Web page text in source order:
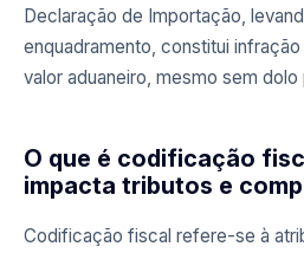
Declaração de Importação,
enquadramento, constitui
valor aduaneiro, mesmo sem
O que é codificação
impacta tributos e
Codificação fiscal refere-se à